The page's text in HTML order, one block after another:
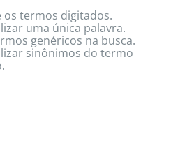
os termos digitados.
uma única palavra.
genéricos na busca.
sinônimos do termo